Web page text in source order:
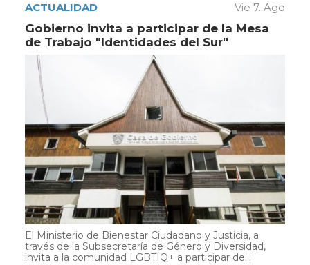
ACTUALIDAD Vie 7. Ago
Gobierno invita a participar de la Mesa
de Trabajo "Identidades del Sur"
El Ministerio de Bienestar Ciudadano y Justicia, a
través de la Subsecretaría de Género y Diversidad,
invita a la comunidad LGBTIQ+ a participar de...